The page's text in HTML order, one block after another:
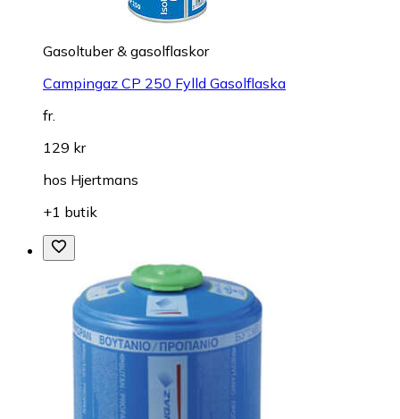
Gasoltuber & gasolflaskor
Campingaz CP 250 Fylld Gasolflaska
fr.
129 kr
hos Hjertmans
+1 butik